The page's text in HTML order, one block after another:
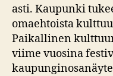
asti. Kaupunki
omaehtoista
Paikallinen
viime vuosina